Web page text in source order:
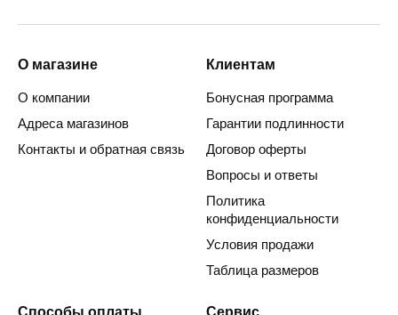
О магазине
О компании
Адреса магазинов
Контакты и обратная связь
Клиентам
Бонусная программа
Гарантии подлинности
Договор оферты
Вопросы и ответы
Политика
конфиденциальности
Условия продажи
Таблица размеров